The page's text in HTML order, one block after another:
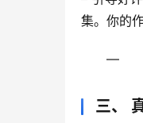
集。 你的
—
三、